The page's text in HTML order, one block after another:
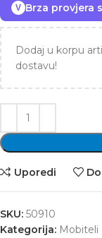
V Brza provjera
Dodaj u korpu
dostavu!
Uporedi
SKU: 50910
Kategorija: Mobiteli